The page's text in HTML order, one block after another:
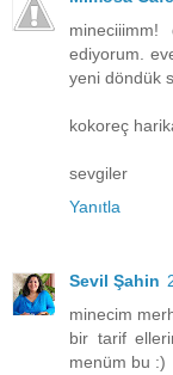
ediyorum.
yeni döndük
kokoreç
sevgiler
Yanıtla
Sevil Şahin
minecim
bir tarif
menüm bu :)